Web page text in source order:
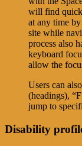
will find
at any time
site while
process also
keyboard
allow the
Users can
(headings),
jump to
Disability